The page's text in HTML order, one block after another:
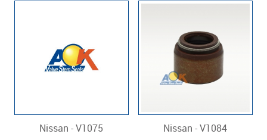
Nissan - V1075 Nissan - V1084